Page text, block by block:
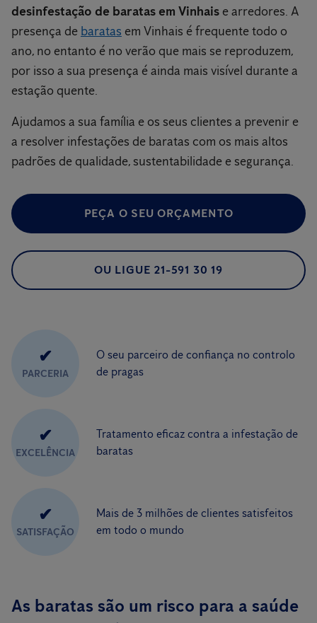
desinfestação de baratas em Vinhais e arredores. A
presença de baratas em Vinhais é frequente todo o
ano, no entanto é no verão que mais se reproduzem,
por isso a sua presença é ainda mais visível durante a
estação quente.
Ajudamos a sua família e os seus clientes a prevenir e
a resolver infestações de baratas com os mais altos
padrões de qualidade, sustentabilidade e segurança.
PEÇA O SEU ORÇAMENTO
OU LIGUE 21-591 30 19
✔
PARCERIA
O seu parceiro de confiança no controlo
de pragas
✔
EXCELÊNCIA
Tratamento eficaz contra a infestação de
baratas
✔
SATISFAÇÃO
Mais de 3 milhões de clientes satisfeitos
em todo o mundo
As baratas são um risco para a saúde